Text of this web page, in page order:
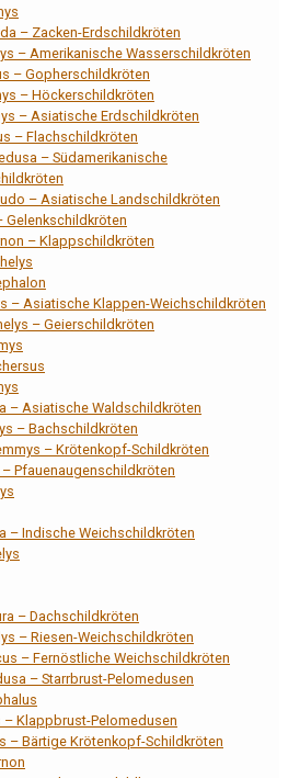
– Zacken-Erdschildkröten
– Amerikanische Wasserschildkröten
– Gopherschildkröten
– Höckerschildkröten
– Asiatische Erdschildkröten
– Flachschildkröten
– Südamerikanische
– Asiatische Landschildkröten
Gelenkschildkröten
– Klappschildkröten
– Asiatische Klappen-Weichschildkröten
– Geierschildkröten
– Asiatische Waldschildkröten
– Bachschildkröten
– Krötenkopf-Schildkröten
Pfauenaugenschildkröten
– Indische Weichschildkröten
– Dachschildkröten
– Riesen-Weichschildkröten
– Fernöstliche Weichschildkröten
– Starrbrust-Pelomedusen
– Klappbrust-Pelomedusen
– Bärtige Krötenkopf-Schildkröten